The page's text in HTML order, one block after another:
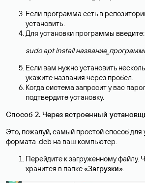
Если программа есть в
установить.
Для установки программы введите:
sudo apt install
Если вам нужно установить
укажите названия через пробел.
Когда система запросит у вас
подтвердите установку.
Способ 2. Через встроенный
Это, пожалуй, самый простой способ для
формата .deb на ваш компьютер.
Перейдите к загруженному файлу.
хранится в папке«Загрузки»